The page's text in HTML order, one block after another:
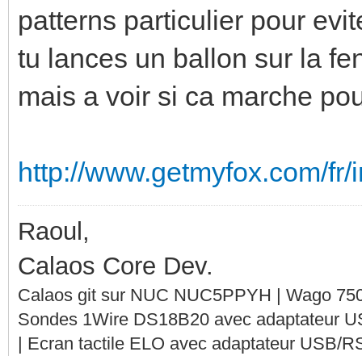
patterns particulier pour
tu lances un ballon sur la
mais a voir si ca marche
http://www.getmyfox.com/
Raoul,
Calaos Core Dev.
Calaos git sur NUC NUC5PPYH | Wago
Sondes 1Wire DS18B20 avec adaptateur
| Ecran tactile ELO avec adaptateur USB/